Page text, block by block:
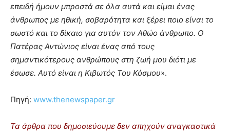
επειδή ήμουν μπροστά σε όλα αυτά και είμαι ένας
άνθρωπος με ηθική, σοβαρότητα και ξέρει ποιο είναι το
σωστό και το δίκαιο για αυτόν τον Αθώο άνθρωπο. Ο
Πατέρας Αντώνιος είναι ένας από τους
σημαντικότερους ανθρώπους στη ζωή μου διότι με
έσωσε. Αυτό είναι η Κιβωτός Του Κόσμου».
Πηγή: www.thenewspaper.gr
Τα άρθρα που δημοσιεύουμε δεν απηχούν αναγκαστικά